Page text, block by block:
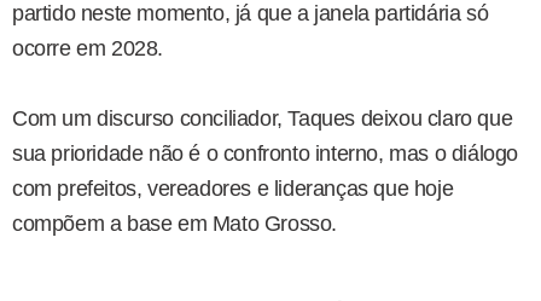
partido neste momento, já que a janela partidária só
ocorre em 2028.
Com um discurso conciliador, Taques deixou claro que
sua prioridade não é o confronto interno, mas o diálogo
com prefeitos, vereadores e lideranças que hoje
compõem a base em Mato Grosso.